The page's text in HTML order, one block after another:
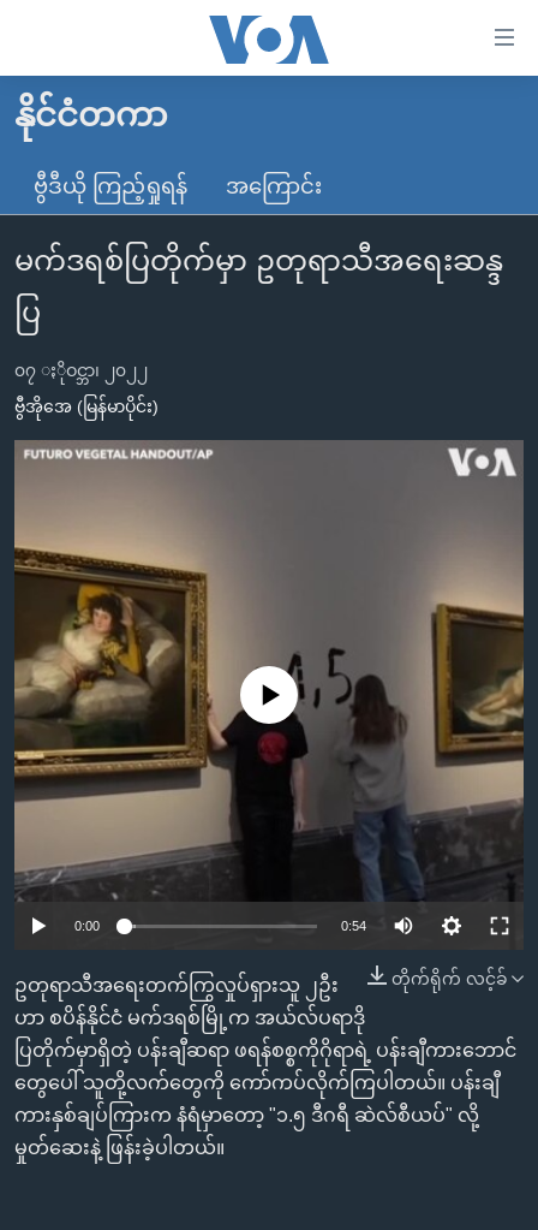
လွယ်ကူ
စေ
သည့်
များ
ပင်မ
သို့
ကျော်
ကြည့်
အ
ညွန်း
စာမျက်နှာ
ကျော်
ကြည့်
ရှာဖွေ
ရန်
သို့
ကျော်
မူလစာမျက်နှာ
မြန်မာ
ကမ္ဘာ့သတင်းများ
နိုင်ငံတကာ
အစ္စရေး-ပါလက်စတိုင်း
ဗွီဒီယို
သတင်းလွတ်လပ်ခွင့်
ရပ်ဝန်းတခု လမ်းတခု အလွန်
အင်္ဂလိပ်စာလေ့လာမယ်
သုတပဒေသာ အင်္ဂလိပ်စာ
Learning English
ဗွီအိုအေ လူမှုကွန်ယက်များ
ဘာသာစကားများ
နိုင်ငံတကာ
ဗွီဒီယို ကြည့်ရှုရန် အကြောင်း
မက်ဒရစ်ပြတိုက်မှာ ဥတုရာသီအရေးဆန္ဒ
ပြ
၀၇ ႏိုဝင္ဘာ၊ ၂၀၂၂
ဗွီအိုအေ (မြန်မာပိုင်း)
No media source currently available
0:00 0:54
တိုက်ရိုက် လင့်ခ်
ဥတုရာသီအရေးတက်ကြွလှုပ်ရှားသူ ၂ဦး
ဟာ စပိန်နိုင်ငံ မက်ဒရစ်မြို့က အယ်လ်ပရာဒို
ပြတိုက်မှာရှိတဲ့ ပန်းချီဆရာ ဖရန်စစ္စကိုဂိုရာရဲ့ ပန်းချီကားဘောင်
တွေပေါ် သူတို့လက်တွေကို ကော်ကပ်လိုက်ကြပါတယ်။ ပန်းချီ
ကားနှစ်ချပ်ကြားက နံရံမှာတော့ "၁.၅ ဒီဂရီ ဆဲလ်စီယပ်" လို့
မှုတ်ဆေးနဲ့ ဖြန်းခဲ့ပါတယ်။